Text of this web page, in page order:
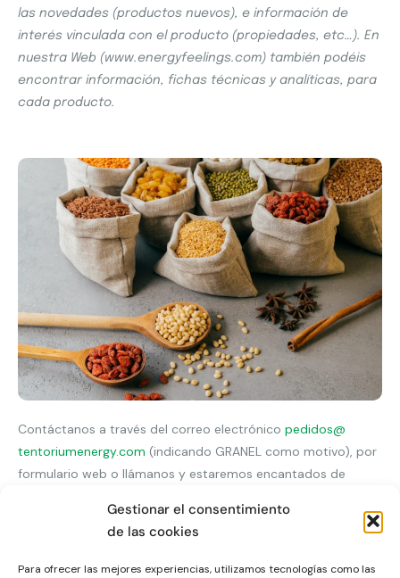
Gestionar el consentimiento
de las cookies
Para ofrecer las mejores experiencias, utilizamos tecnologías como las
Contáctanos a través del correo electrónico pedidos@
tentoriumenergy.com (indicando GRANEL como motivo), por
formulario web o llámanos y estaremos encantados de
las novedades (productos nuevos), e información de
interés vinculada con el producto (propiedades, etc…). En
nuestra Web (www.energyfeelings.com) también podéis
encontrar información, fichas técnicas y analíticas, para
cada producto.